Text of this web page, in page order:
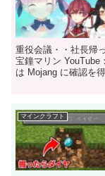
重役会議・・社長帰
宝鐘マリン
は Mojang に確認を
マインクラフト